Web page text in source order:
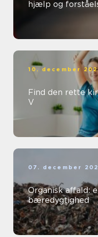
hjælp og
10. december
Find den rette
V
07. december
Organisk affald:
bæredygtighed